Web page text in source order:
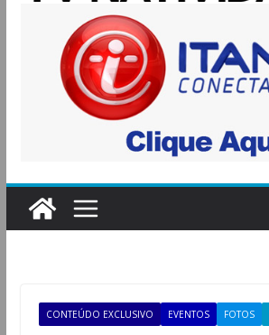
CONTEÚDO EXCLUSIVO EVENTOS FOTOS